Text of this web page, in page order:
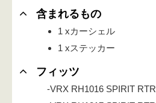
含まれるもの
1 xカーシェル
1 xステッカー
フィッツ
-VRX RH1016 SPIRIT RTR